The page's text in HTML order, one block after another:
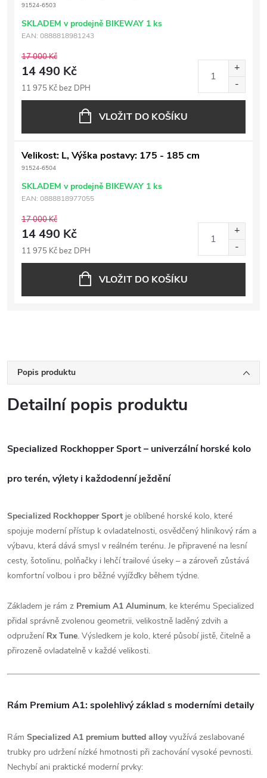
91524-6503
SKLADEM v prodejně BIKEWAY 1 ks
EAN: 0888818981243
17 000 Kč
14 490 Kč
11 975 Kč bez DPH
VLOŽIT DO KOŠÍKU
Velikost: L, Výška postavy: 175 - 185 cm
91524-6504
SKLADEM v prodejně BIKEWAY 1 ks
EAN: 0888818977055
17 000 Kč
14 490 Kč
11 975 Kč bez DPH
VLOŽIT DO KOŠÍKU
Popis produktu
Detailní popis produktu
Specialized Rockhopper Sport – univerzální horské kolo
pro terén, výlety i každodenní ježdění
Specialized Rockhopper Sport je oblíbené horské kolo, které
spojuje moderní přístup k ovladatelnosti, osvědčený hliníkový rám a
výbavu, která dává smysl v reálném terénu. Je připravené na lesní
cesty, šotolinu, polňačky i lehčí trailové úseky – a zároveň zůstává
komfortní volbou i pro běžné vyjížďky během týdne.
Základem je rám z Premium A1 Aluminum, ke kterému Specialized
přidal správně zvolenou geometrii, velikostně laděný zdvih a
odpružení Rx Tune. Výsledkem je kolo, které působí jistě, čitelně a
přirozeně ovladatelně v každé velikosti.
Rám Premium A1: spolehlivý základ s moderními detaily
Rám Specialized A1 premium butted alloyvyužívá zeslabované
trubky pro udržení nízké hmotnosti při zachování vysoké pevnosti.
Nechybí ani praktické moderní prvky: